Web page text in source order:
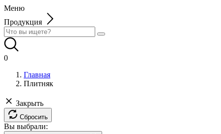
Меню
Продукция
0
Главная
Плитняк
Закрыть
Сбросить
Вы выбрали: